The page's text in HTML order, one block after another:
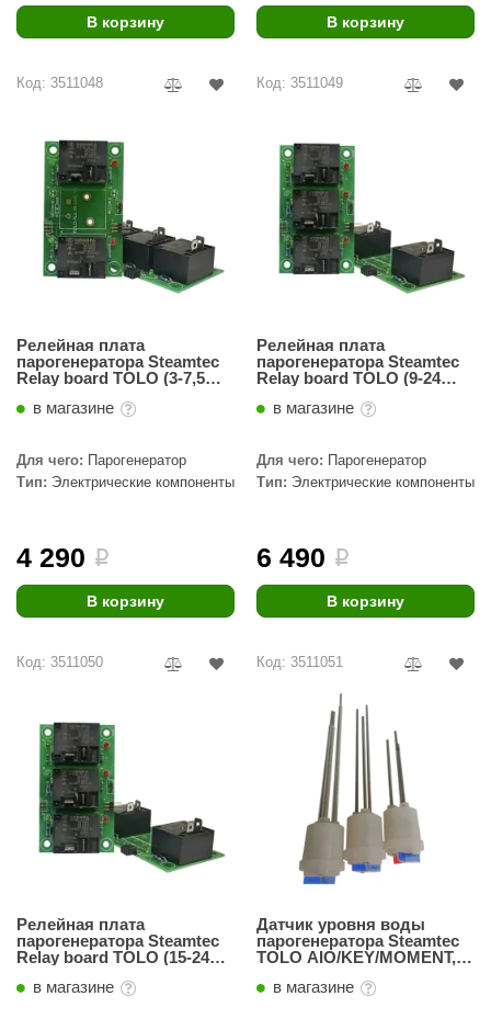
В корзину В корзину
Код: 3511048
Релейная плата
парогенератора Steamtec
Relay board TOLO (3-7,5
в магазине
Для чего: Парогенератор
Тип: Электрические компоненты
4 290 i
В корзину
Код: 3511049
Релейная плата
парогенератора Steamtec
Relay board TOLO (9-24
в магазине
Для чего: Парогенератор
Тип: Электрические компоненты
6 490 i
В корзину
Код: 3511050
Релейная плата
парогенератора Steamtec
Relay board TOLO (15-24
в магазине
Код: 3511051
Датчик уровня воды
парогенератора Steamtec
TOLO AIO/KEY/MOMENT,
в магазине